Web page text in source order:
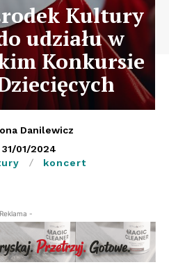
Kultury
udziału w
Konkursie
Danilewicz
31/01/2024
koncert
-